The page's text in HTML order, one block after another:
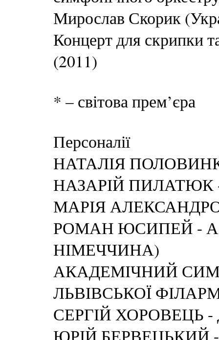
Мирослав Скорик
Концерт для скрипки
(2011)
* – світова прем’єра
Персоналії
НАТАЛІЯ
НАЗАРІЙ ПИЛАТЮК
МАРІЯ
РОМАН ЮСИПЕЙ -
НІМЕЧЧИНА)
АКАДЕМІЧНИЙ
ЛЬВІВСЬКОЇ
СЕРГІЙ ХОРОВЕЦЬ
ЮРІЙ БЕРВЕЦЬКИЙ